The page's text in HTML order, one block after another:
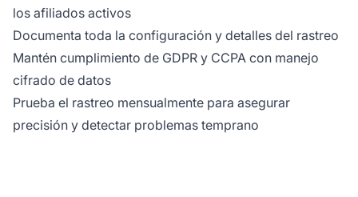
los afiliados activos
Documenta toda la configuración y detalles del rastreo
Mantén cumplimiento de GDPR y CCPA con manejo
cifrado de datos
Prueba el rastreo mensualmente para asegurar
precisión y detectar problemas temprano